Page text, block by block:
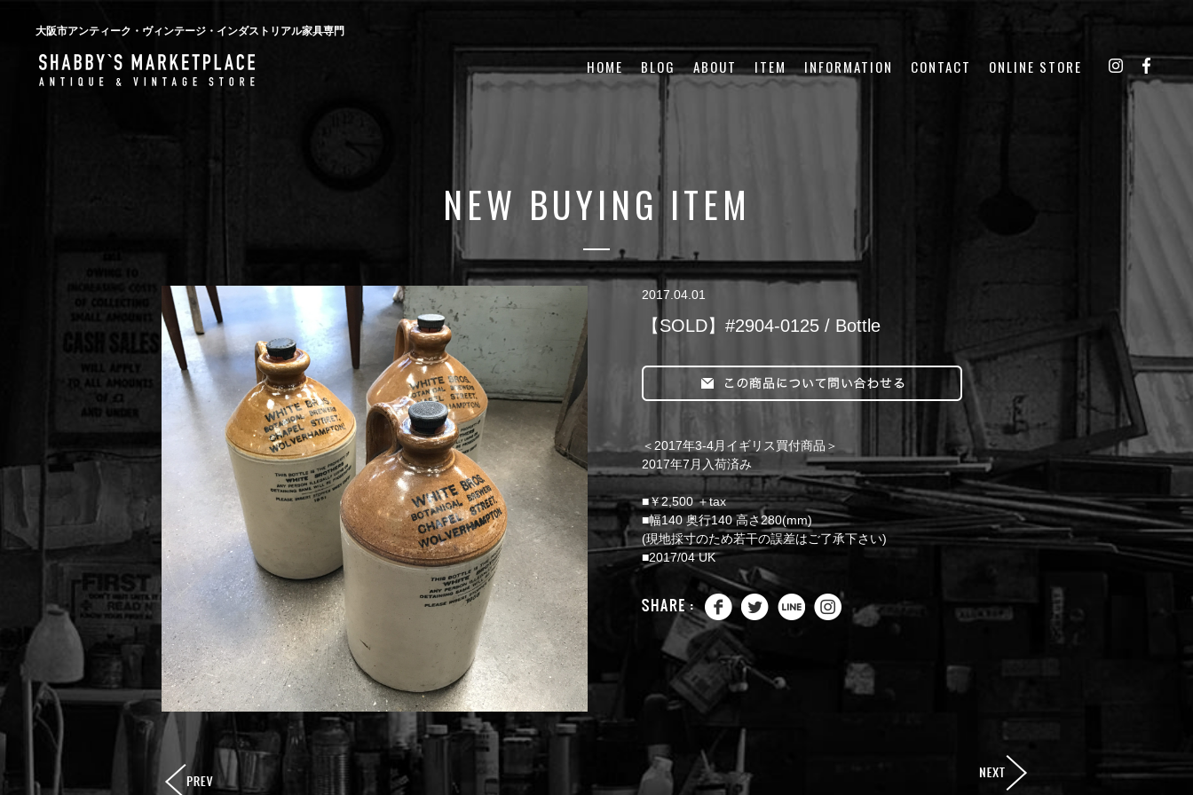
大阪市アンティーク・ヴィンテージ・インダストリアル家具専門
HOME BLOG ABOUT ITEM INFORMATION CONTACT ONLINE STORE
NEW BUYING ITEM
2017.04.01
【SOLD】#2904-0125 / Bottle
＜2017年3-4月イギリス買付商品＞
2017年7月入荷済み
■￥2,500 ＋tax
■幅140 奥行140 高さ280(mm)
(現地採寸のため若干の誤差はご了承下さい)
■2017/04 UK